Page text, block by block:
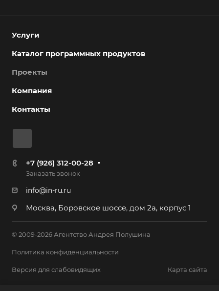
Услуги
Каталог программных продуктов
Проекты
Компания
Контакты
+7 (926) 312-00-28
Заказать звонок
info@in-ru.ru
Москва, Боровское шоссе, дом 2а, корпус 1
© 2009-2026 Агентство Андрея Полушина
Политика конфиденциальности
Версия для слабовидящих Карта сайта